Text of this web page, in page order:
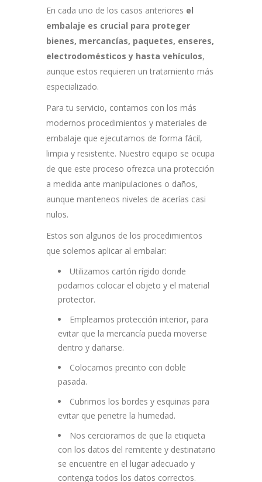
En cada uno de los casos anteriores el
embalaje es crucial para proteger
bienes, mercancías, paquetes, enseres,
electrodomésticos y hasta vehículos,
aunque estos requieren un tratamiento más
especializado.
Para tu servicio, contamos con los más
modernos procedimientos y materiales de
embalaje que ejecutamos de forma fácil,
limpia y resistente. Nuestro equipo se ocupa
de que este proceso ofrezca una protección
a medida ante manipulaciones o daños,
aunque manteneos niveles de acerías casi
nulos.
Estos son algunos de los procedimientos
que solemos aplicar al embalar:
Utilizamos cartón rígido donde
podamos colocar el objeto y el material
protector.
Empleamos protección interior, para
evitar que la mercancía ​pueda moverse
dentro y dañarse.
Colocamos precinto con doble
pasada.
Cubrimos los bordes y esquinas para
evitar que penetre la humedad.
Nos cercioramos de que la etiqueta
con los ​datos del remitente y destinatario
se encuentre en el lugar adecuado y
contenga todos los datos correctos.